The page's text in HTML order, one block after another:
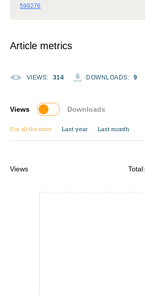
599276
Article metrics
VIEWS: 314 DOWNLOADS: 9
For all the time Last year Last month
Views Downloads
Views Total: